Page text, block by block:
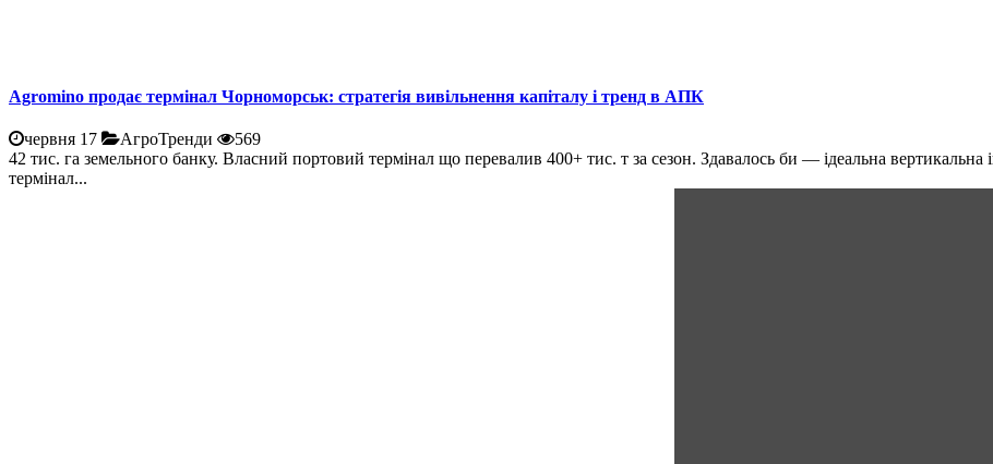
Agromino продає термінал Чорноморськ: стратегія вивільнення капіталу і тренд в АПК
червня 17 АгроТренди
569
42 тис. га земельного банку. Власний портовий термінал що перевалив 400+ тис. т за сезон. Здавалось би — ідеальна
термінал...